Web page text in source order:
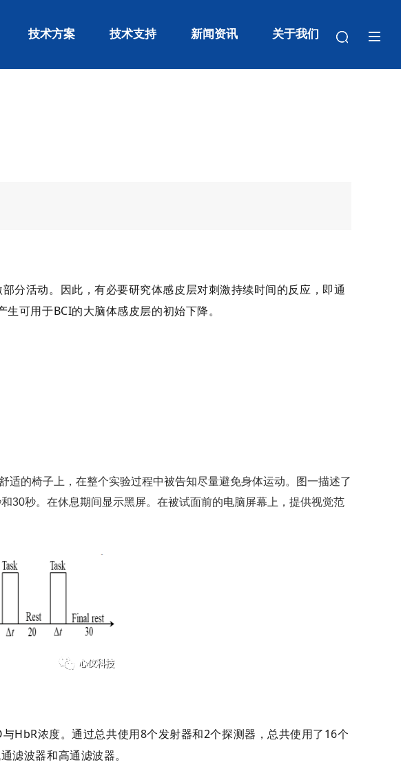
技术方案 技术支持 新闻资讯 关于我们
分活动。因此，有必要研究体感皮层对刺激持续时间的反应，即通
可用于BCI的大脑体感皮层的初始下降。
的椅子上，在整个实验过程中被告知尽量避免身体运动。图一描述了
30秒。在休息期间显示黑屏。在被试面前的电脑屏幕上，提供视觉范
浓度。通过总共使用8个发射器和2个探测器，总共使用了16个
滤波器和高通滤波器。